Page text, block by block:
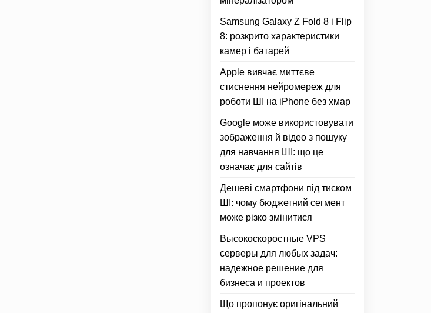
Samsung Galaxy Z Fold 8 і Flip
8: розкрито характеристики
камер і батарей
Apple вивчає миттєве
стиснення нейромереж для
роботи ШІ на iPhone без хмар
Google може використовувати
зображення й відео з пошуку
для навчання ШІ: що це
означає для сайтів
Дешеві смартфони під тиском
ШІ: чому бюджетний сегмент
може різко змінитися
Высокоскоростные VPS
серверы для любых задач:
надежное решение для
бизнеса и проектов
Що пропонує оригінальний